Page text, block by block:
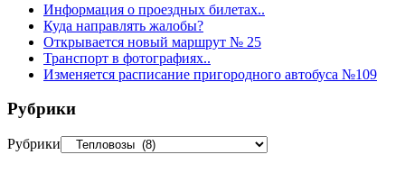
Информация о проездных билетах..
Куда направлять жалобы?
Открывается новый маршрут № 25
Транспорт в фотографиях..
Изменяется расписание пригородного автобуса №109
Рубрики
Рубрики